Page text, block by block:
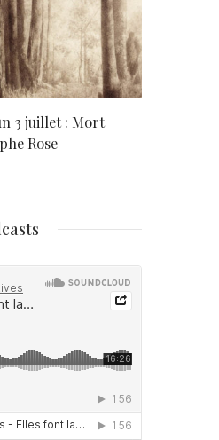
3 juillet : Mort
Rose